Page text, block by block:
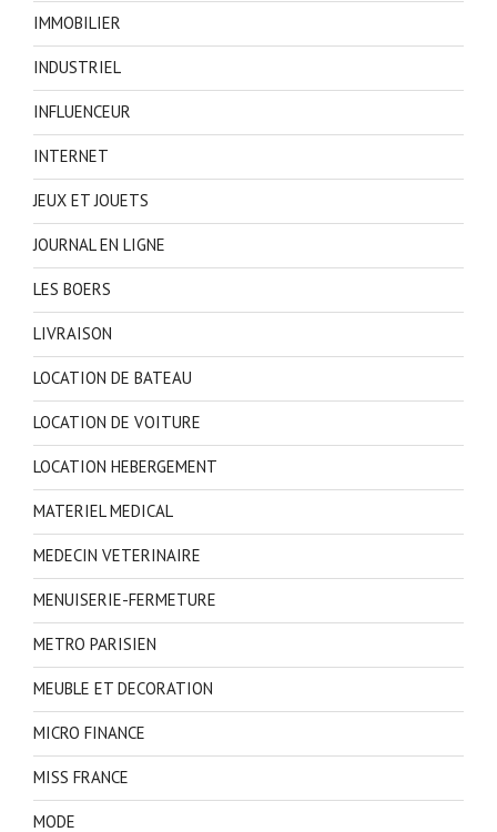
IMMOBILIER
INDUSTRIEL
INFLUENCEUR
INTERNET
JEUX ET JOUETS
JOURNAL EN LIGNE
LES BOERS
LIVRAISON
LOCATION DE BATEAU
LOCATION DE VOITURE
LOCATION HEBERGEMENT
MATERIEL MEDICAL
MEDECIN VETERINAIRE
MENUISERIE-FERMETURE
METRO PARISIEN
MEUBLE ET DECORATION
MICRO FINANCE
MISS FRANCE
MODE